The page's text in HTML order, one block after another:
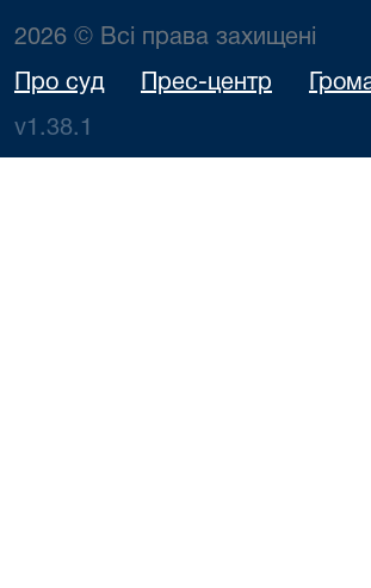
2026 © Всі права захищені
Про суд Прес-центр
v1.38.1